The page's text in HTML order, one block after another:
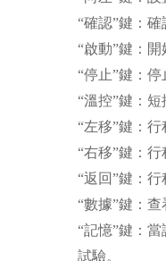
“確認”鍵：
“啟動”鍵：開
“停止”鍵：停
“溫控”鍵：
“左移”鍵：行
“右移”鍵：行
“返回”鍵：行
“數據”鍵：查
“記憶”鍵：
試驗。